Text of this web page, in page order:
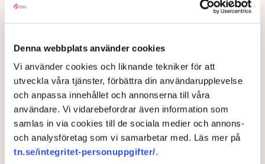
Denna webbplats använder cookies
Vi använder cookies och liknande tekniker för att
utveckla våra tjänster, förbättra din användarupplevelse
och anpassa innehållet och annonserna till våra
användare. Vi vidarebefordrar även information som
samlas in via cookies till de sociala medier och annons-
och analysföretag som vi samarbetar med. Läs mer på
tn.se/integritet-personuppgifter/.
Allt fler företagslösenord